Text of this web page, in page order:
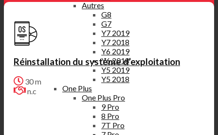
Autres
G8
G7
Y7 2019
Y7 2018
Y6 2019
Y6 2018
Y5 2019
Y5 2018
One Plus
One Plus Pro
9 Pro
8 Pro
7T Pro
Réinstallation du système d’exploitation
30 m
n.c